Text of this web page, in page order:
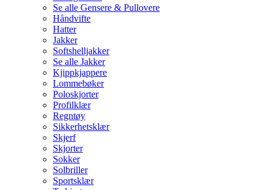
Se alle Gensere & Pullovere
Håndvifte
Hatter
Jakker
Softshelljakker
Se alle Jakker
Kjippkjappere
Lommebøker
Poloskjorter
Profilklær
Regntøy
Sikkerhetsklær
Skjerf
Skjorter
Sokker
Solbriller
Sportsklær